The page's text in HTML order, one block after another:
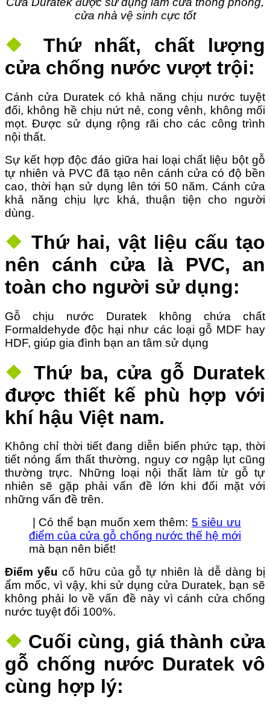
cửa nhà vệ sinh cực tốt
❖
Thứ nhất, chất lượng
cửa chống nước vượt trội:
Cánh cửa Duratek có khả năng chịu nước tuyệt
đối, không hề chịu nứt nẻ, cong vênh, không mối
mọt. Được sử dụng rộng rãi cho các công trình
nội thất.
Sự kết hợp độc đáo giữa hai loại chất liệu bột gỗ
tự nhiên và PVC đã tạo nên cánh cửa có độ bền
cao, thời hạn sử dụng lên tới 50 năm. Cánh cửa
khả năng chịu lực khá, thuận tiện cho người
dùng.
❖ Thứ hai, vật liệu cấu tạo
nên cánh cửa là PVC, an
toàn cho người sử dụng:
Gỗ chịu nước Duratek không chứa chất
Formaldehyde độc hại như các loại gỗ MDF hay
HDF, giúp gia đình bạn an tâm sử dụng
❖ Thứ ba, cửa gỗ Duratek
được thiết kế phù hợp với
khí hậu Việt nam.
Không chỉ thời tiết đang diễn biến phức tạp, thời
tiết nóng ẩm thất thường, nguy cơ ngập lụt cũng
thường trực. Những loại nội thất làm từ gỗ tự
nhiên sẽ gặp phải vấn đề lớn khi đối mặt với
những vấn đề trên.
| Có thể bạn muốn xem thêm: 5 siêu ưu
điểm của cửa gỗ chống nước thế hệ mới
mà bạn nên biết!
Điểm yếu cố hữu của gỗ tự nhiên là dễ dàng bị
ẩm mốc, vì vậy, khi sử dụng cửa Duratek, bạn sẽ
không phải lo về vấn đề này vì cánh cửa chống
nước tuyệt đối 100%.
❖ Cuối cùng, giá thành cửa
gỗ chống nước Duratek vô
cùng hợp lý: